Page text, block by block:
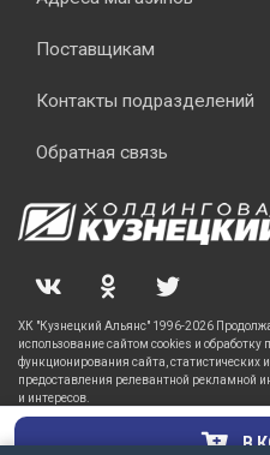
В
Поставщикам
Контакты подразделений
Обратная связь
ХК "Кузнецкий Альянс" 1996-2026
использование сайтом cookies и
функционирования сайта, статистических
предоставления релевантной рекламной
и интересов.